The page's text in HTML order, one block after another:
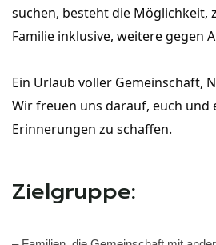
suchen, besteht die Möglichkeit,
Familie inklusive, weitere gegen
Ein Urlaub voller Gemeinschaft,
Wir freuen uns darauf, euch und
Erinnerungen zu schaffen.
Zielgruppe: